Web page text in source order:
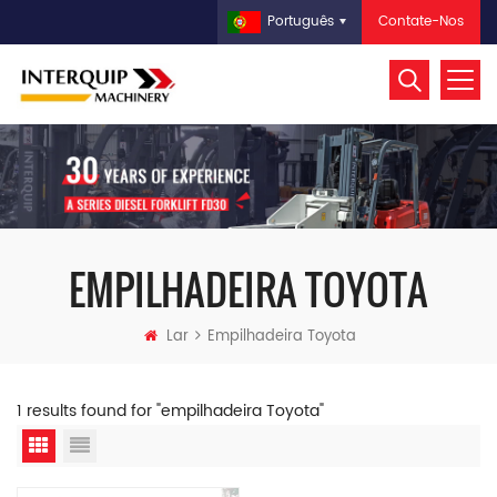
Contate-Nos
Português
EMPILHADEIRA TOYOTA
Lar Empilhadeira Toyota
1 results found for "empilhadeira Toyota"